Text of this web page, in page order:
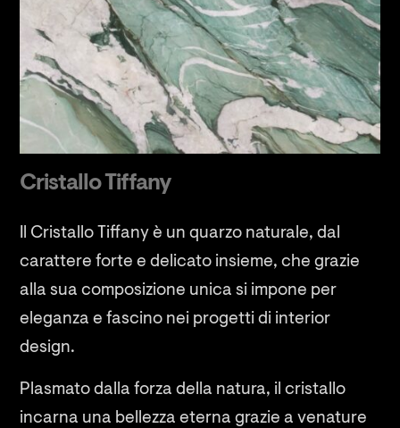
Cristallo Tiffany
Il Cristallo Tiffany è un quarzo naturale, dal
carattere forte e delicato insieme, che grazie
alla sua composizione unica si impone per
eleganza e fascino nei progetti di interior
design.
Plasmato dalla forza della natura, il cristallo
incarna una bellezza eterna grazie a venature